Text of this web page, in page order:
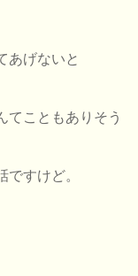
あげないと
てこともありそう
すけど。